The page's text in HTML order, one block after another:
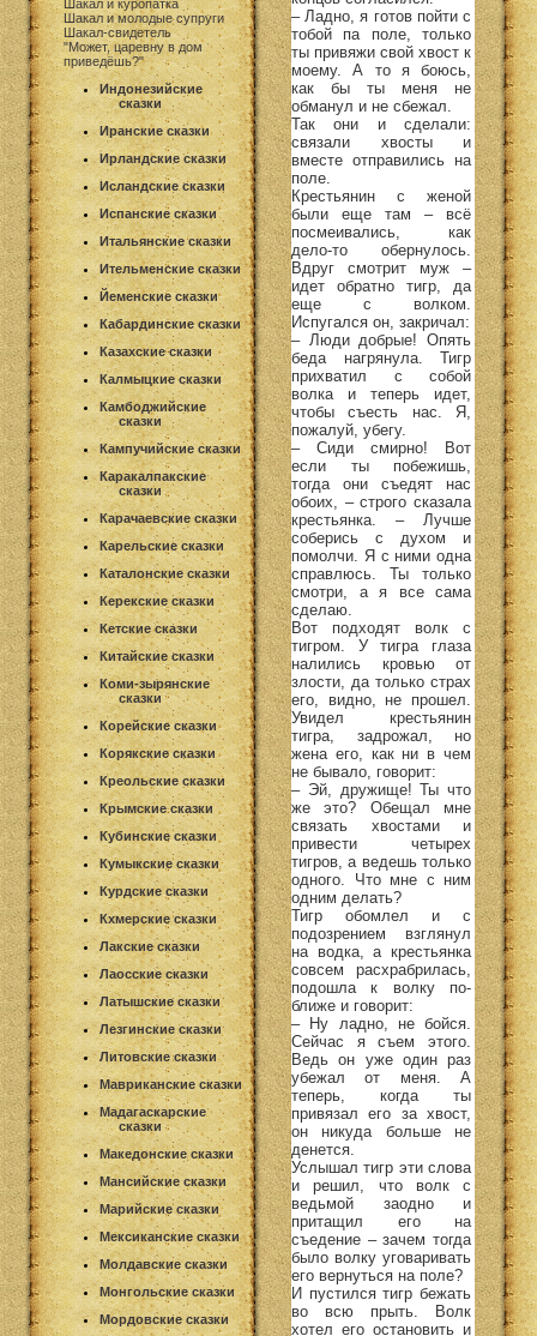
Шакал и куропатка
Шакал и молодые супруги
Шакал-свидетель
"Может, царевну в дом
приведёшь?"
Индонезийские
сказки
Иранские сказки
Ирландские сказки
Исландские сказки
Испанские сказки
Итальянские сказки
Ительменские сказки
Йеменские сказки
Кабардинские сказки
Казахские сказки
Калмыцкие сказки
Камбоджийские
сказки
Кампучийские сказки
Каракалпакские
сказки
Карачаевские сказки
Карельские сказки
Каталонские сказки
Керекские сказки
Кетские сказки
Китайские сказки
Коми-зырянские
сказки
Корейские сказки
Корякские сказки
Креольские сказки
Крымские сказки
Кубинские сказки
Кумыкские сказки
Курдские сказки
Кхмерские сказки
Лакские сказки
Лаосские сказки
Латышские сказки
Лезгинские сказки
Литовские сказки
Мавриканские сказки
Мадагаскарские
сказки
Македонские сказки
Мансийские сказки
Марийские сказки
Мексиканские сказки
Молдавские сказки
Монгольские сказки
Мордовские сказки
– Ладно, я готов пойти с
тобой па поле, только
ты привяжи свой хвост к
моему. А то я боюсь,
как бы ты меня не
обманул и не сбежал.
Так они и сделали:
связали хвосты и
вместе отправились на
поле.
Крестьянин с женой
были еще там – всё
посмеивались, как
дело-то обернулось.
Вдруг смотрит муж –
идет обратно тигр, да
еще с волком.
Испугался он, закричал:
– Люди добрые! Опять
беда нагрянула. Тигр
прихватил с собой
волка и теперь идет,
чтобы съесть нас. Я,
пожалуй, убегу.
– Сиди смирно! Вот
если ты побежишь,
тогда они съедят нас
обоих, – строго сказала
крестьянка. – Лучше
соберись с духом и
помолчи. Я с ними одна
справлюсь. Ты только
смотри, а я все сама
сделаю.
Вот подходят волк с
тигром. У тигра глаза
налились кровью от
злости, да только страх
его, видно, не прошел.
Увидел крестьянин
тигра, задрожал, но
жена его, как ни в чем
не бывало, говорит:
– Эй, дружище! Ты что
же это? Обещал мне
связать хвостами и
привести четырех
тигров, а ведешь только
одного. Что мне с ним
одним делать?
Тигр обомлел и с
подозрением взглянул
на водка, а крестьянка
совсем расхрабрилась,
подошла к волку по-
ближе и говорит:
– Ну ладно, не бойся.
Сейчас я съем этого.
Ведь он уже один раз
убежал от меня. А
теперь, когда ты
привязал его за хвост,
он никуда больше не
денется.
Услышал тигр эти слова
и решил, что волк с
ведьмой заодно и
притащил его на
съедение – зачем тогда
было волку уговаривать
его вернуться на поле?
И пустился тигр бежать
во всю прыть. Волк
хотел его остановить и